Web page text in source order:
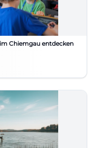
Chiemgau entdecken